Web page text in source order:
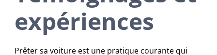
expériences
Prêter sa voiture est une pratique courante qui